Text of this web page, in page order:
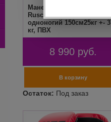
Манекен универсальный
RuscoSport, NO-0622,
одноногий 150см25кг +- 3
кг, ПВХ
8 990 руб.